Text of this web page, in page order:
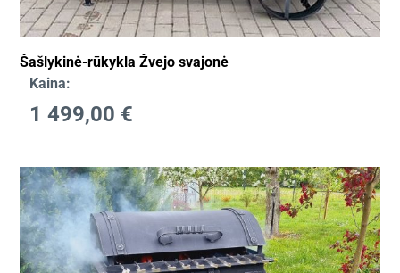
Šašlykinė-rūkykla Žvejo svajonė
Kaina:
1 499,00 €